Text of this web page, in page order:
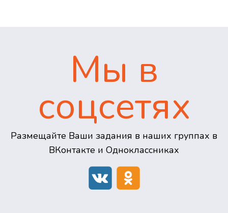
Мы в
соцсетях
Размещайте Ваши задания в наших группах в
ВКонтакте и Одноклассниках